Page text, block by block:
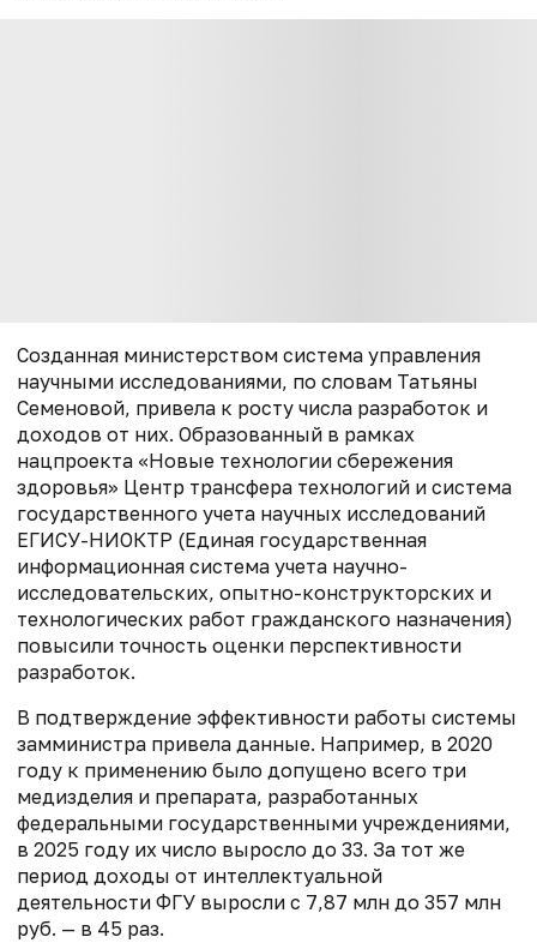
Созданная министерством система управления
научными исследованиями, по словам Татьяны
Семеновой, привела к росту числа разработок и
доходов от них. Образованный в рамках
нацпроекта «Новые технологии сбережения
здоровья» Центр трансфера технологий и система
государственного учета научных исследований
ЕГИСУ-НИОКТР (Единая государственная
информационная система учета научно-
исследовательских, опытно-конструкторских и
технологических работ гражданского назначения)
повысили точность оценки перспективности
разработок.
В подтверждение эффективности работы системы
замминистра привела данные. Например, в 2020
году к применению было допущено всего три
медизделия и препарата, разработанных
федеральными государственными учреждениями,
в 2025 году их число выросло до 33. За тот же
период доходы от интеллектуальной
деятельности ФГУ выросли с 7,87 млн до 357 млн
руб. — в 45 раз.